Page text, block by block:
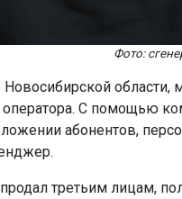
Фото:
области,
С помощью
абонентов,
третьим лицам,